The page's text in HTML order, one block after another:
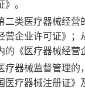
。
二类医疗器械经
营企业许可证》
的《医疗器械经营
疗器械监督管理
医疗器械注册证